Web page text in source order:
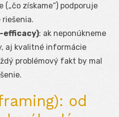
(„čo získame“) podporuje
efficacy): ak neponúkneme
aj kvalitné informácie
problémový fakt by mal
od